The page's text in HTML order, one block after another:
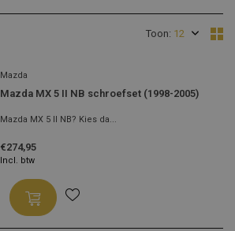
Toon:
Mazda
Mazda MX 5 II NB schroefset (1998-2005)
Mazda MX 5 II NB? Kies da...
€274,95
Incl. btw